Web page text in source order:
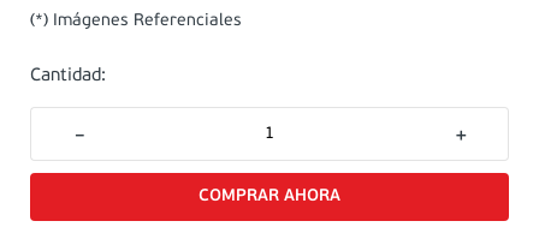
(*) Imágenes Referenciales
Cantidad:
＋
－